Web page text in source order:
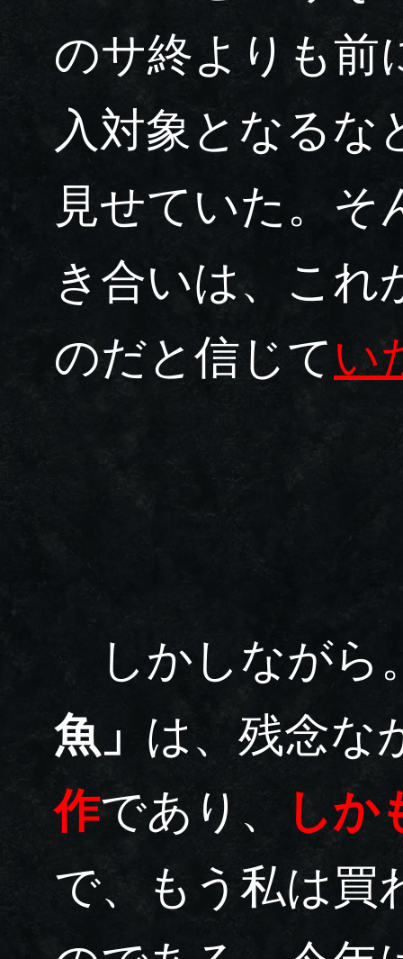
のサ終よりも前
入対象となるな
見せていた。そ
き合いは、これ
のだと信じてい
しかしながら
魚」 は、残念な
作であり、
しか
で、もう私は買